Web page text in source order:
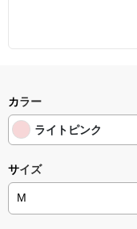
カラー
ライトピンク
サイズ